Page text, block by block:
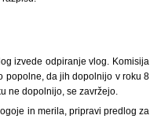
izvede odpiranje vlog. Komisija
popolne, da jih dopolnijo v roku 8
ne dopolnijo, se zavržejo.
in merila, pripravi predlog za